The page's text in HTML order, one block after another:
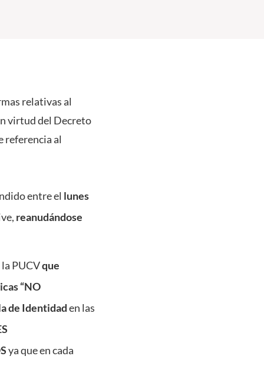
relativas al
virtud del Decreto
referencia al
entre el lunes
reanudándose
PUCVque
“NO
de Identidaden las
ya que en cada